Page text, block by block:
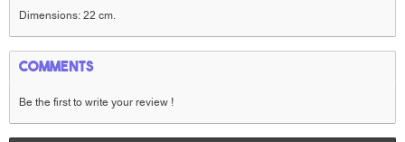
Dimensions: 22 cm.
Comments
Be the first to write your review !